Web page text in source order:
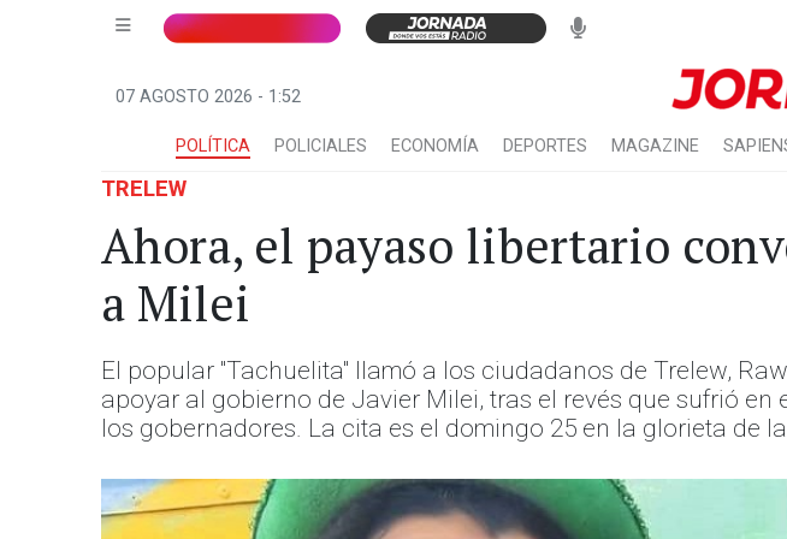
07 AGOSTO 2026 - 1:52
POLÍTICA POLICIALES ECONOMÍA DEPORTES MAGAZINE
TRELEW
Ahora, el payaso libertario
a Milei
El popular "Tachuelita" llamó a los ciudadanos de Trelew,
apoyar al gobierno de Javier Milei, tras el revés que sufrió
los gobernadores. La cita es el domingo 25 en la glorieta de